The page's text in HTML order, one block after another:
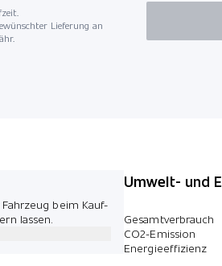
Lieferung an
beim Kauf-
lassen.
Umwelt- und
Gesamtverbrauch
CO2-Emission
Energieeffizienz